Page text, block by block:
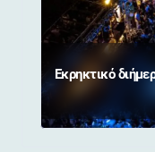
Εκρηκτικό